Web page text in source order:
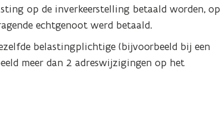
op de inverkeerstelling betaald worden, op
echtgenoot werd betaald.
belastingplichtige (bijvoorbeeld bij een
meer dan 2 adreswijzigingen op het